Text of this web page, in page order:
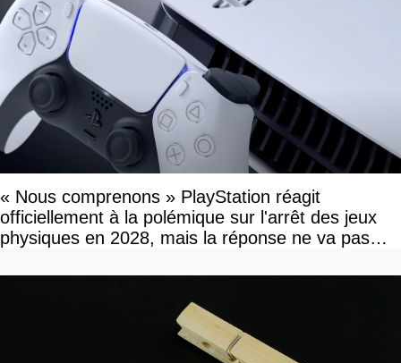
« Nous comprenons » PlayStation réagit
officiellement à la polémique sur l'arrêt des jeux
physiques en 2028, mais la réponse ne va pas